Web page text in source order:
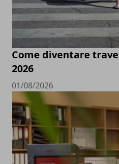
Come diventare
2026
01/08/2026